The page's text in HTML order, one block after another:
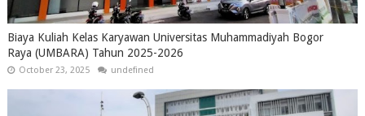
Biaya Kuliah Kelas Karyawan Universitas Muhammadiyah Bogor
Raya (UMBARA) Tahun 2025-2026
October 23, 2025 undefined